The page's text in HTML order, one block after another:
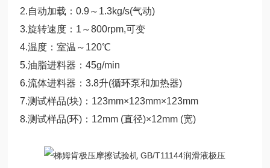
2.自动加载：0.9～1.3kg/s(气动)
3.旋转速度：1～800rpm,可变
4.温度：室温～120℃
5.油脂进料器：45g/min
6.流体进料器：3.8升(循环泵和加热器)
7.测试样品(块)：123mm×123mm×123mm
8.测试样品(环)：12mm (直径)×12mm (宽)